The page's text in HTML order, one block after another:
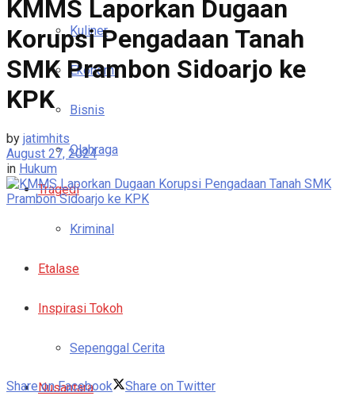
Kuliner
Ekonomi
Bisnis
Olahraga
Tragedi
Kriminal
Etalase
Inspirasi Tokoh
Sepenggal Cerita
Nusantara
KMMS Laporkan Dugaan
Korupsi Pengadaan Tanah
SMK Prambon Sidoarjo ke
KPK
by jatimhits
August 27, 2024
in Hukum
Share on Facebook Share on Twitter